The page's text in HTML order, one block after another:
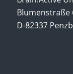
Blumenstraße
D-82337